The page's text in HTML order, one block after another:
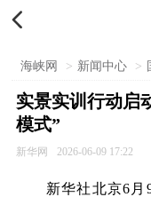

海峡网 > 新闻中心 >
实景实训行动启
模式”
新华网 2026-06-09 17:22
新华社北京6